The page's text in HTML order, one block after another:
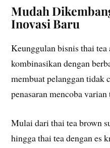
Mudah
Inovasi Baru
Keunggulan bisnis thai tea
kombinasikan dengan
membuat pelanggan tidak
penasaran mencoba varian
Mulai dari thai tea brown
hingga thai tea dengan es